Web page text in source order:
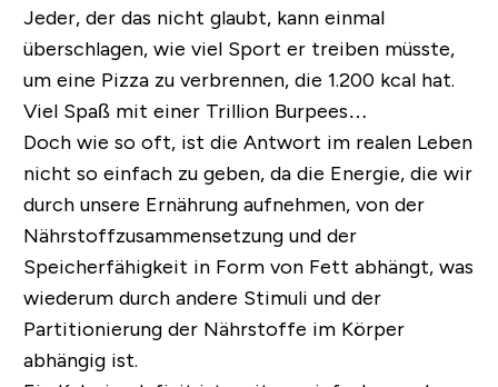
Jeder, der das nicht glaubt, kann einmal
überschlagen, wie viel Sport er treiben müsste,
um eine Pizza zu verbrennen, die 1.200 kcal hat.
Viel Spaß mit einer Trillion Burpees…
Doch wie so oft, ist die Antwort im realen Leben
nicht so einfach zu geben, da die Energie, die wir
durch unsere Ernährung aufnehmen, von der
Nährstoffzusammensetzung und der
Speicherfähigkeit in Form von Fett abhängt, was
wiederum durch andere Stimuli und der
Partitionierung der Nährstoffe im Körper
abhängig ist.